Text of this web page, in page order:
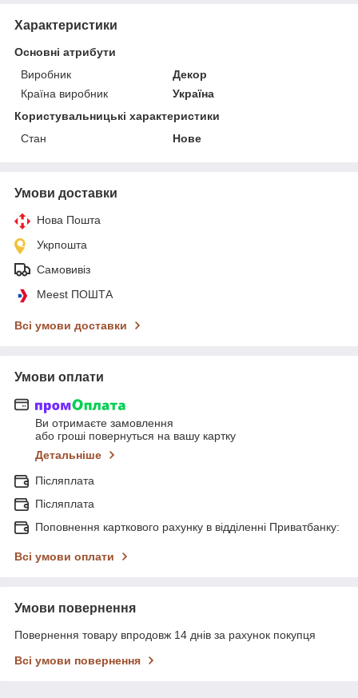
Характеристики
Основні атрибути
Виробник
Декор
Країна виробник
Україна
Користувальницькі характеристики
Стан
Нове
Умови доставки
Нова Пошта
Укрпошта
Самовивіз
Meest ПОШТА
Всі умови доставки
Умови оплати
Ви отримаєте замовлення
або гроші повернуться на вашу картку
Детальніше
Післяплата
Післяплата
Поповнення карткового рахунку в відділенні Приватбанку:
Всі умови оплати
Умови повернення
Повернення товару впродовж 14 днів за рахунок покупця
Всі умови повернення